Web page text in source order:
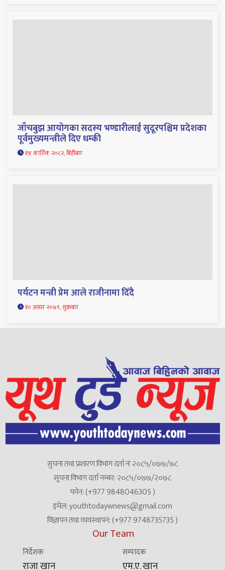
जाँचबुझ आयोगका सदस्य भण्डारीलाई सुदूरपश्चिम प्रदेशका
पूर्वमुख्यमन्त्रीले दिए धम्की
१४ कार्तिक २०८२, बिहीबार
पर्यटन मन्त्री प्रेम आले राजीनामा दिँदै
१० असार २०७९, शुक्रबार
सुचना तथा प्रशारण विभाग दर्ता नंः २०८५/०७७/७८
सूचना विभाग दर्ता नम्बर: २०८५/०७७/२०७८
फोन: (+977 9848046305 )
इमेल: youthtodaywnews@gmail.com
विज्ञापन तथा व्यवस्थापन: (+977 9748735735 )
Our Team
निर्देशक
राजा खान
सम्पादक
एम.ए. खान